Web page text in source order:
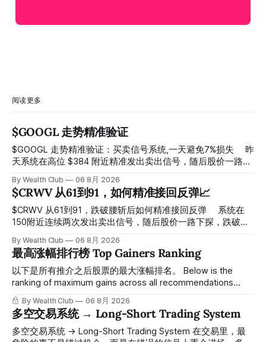
阅读更多
$GOOGL 走势精准验证
$GOOGL 走势精准验证：买卖信号系统,一天避免7%损失 ⠀ 昨
天系统在高位 $384 附近精准发出卖出信号，随后股价一路下
工干预，无需猜顶猜底，系统结合大数据自动帮你读懂市场情
绪与资金流向的转折点。 ⠀ 想要使用同款买卖信号交易系统
指标，以及更多核心名单、深度研究报告、交易机会 :
thewealthclub.vip
By Wealth Club 06 8月 2026
$CRWV 从61到91，如何精准接回反弹📈
$CRWV 从61到91，跌破腰斩后如何精准接回反弹 ⠀ 系统在
150附近连续两次发出卖出信号，随后股价一路下探，跌破
61附近精准打出Breakout突破信号。 ⠀ 从突破点起算，股价
一路反弹，最高触及91，涨幅接近50%。 ⠀ 今天股价小幅回
调5.07%，收报85.33，仍然稳稳站在突破位置上方。 ⠀ 很多
人觉得交易辛苦，是因为把时间都花在自己画线、盯盘、分析
点。 ⠀ 而这套系统，已经帮你把大数据全部跑过一遍，市场
情绪、资金流向、趋势反转位置，全部自动分析整合，直接把
高胜率信号推送到你面前。 ⠀ 你需要做的，只是准备好一份
By Wealth Club 06 8月 2026
最高涨幅排行榜 Top Gainers Ranking
以下是所有推介之后股票的最大涨幅排名。 Below is the
ranking of maximum gains across all recommendations
since inclusion. 统计区间为2025年11月1日至2026年7月12
日。所有推介的入场价、目标价及推介日期，均在对应期数
「交易机会」文章发布时同步公开，时间戳可完整溯源，付费
会员随时可交叉核实。 The tracking period covers
By Wealth Club 06 8月 2026
多空交易系统 → Long-Short Trading System
多空交易系统 → Long-Short Trading System 在交易里，最